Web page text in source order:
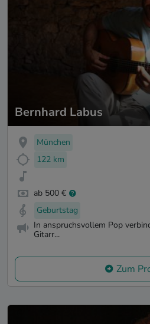
Bernhard Labus
München
122 km
ab 500 €
Geburtstag
In anspruchsvollem Pop
Gitarr...
Zum